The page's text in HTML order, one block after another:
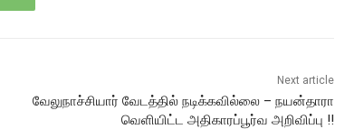
Next article
வேலுநாச்சியார் வேடத்தில் நடிக்கவில்லை – நயன்தாரா
வெளியிட்ட அதிகாரப்பூர்வ அறிவிப்பு !!